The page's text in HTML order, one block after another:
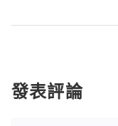
發表評論